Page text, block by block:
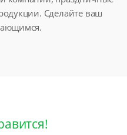
Сделайте ваш